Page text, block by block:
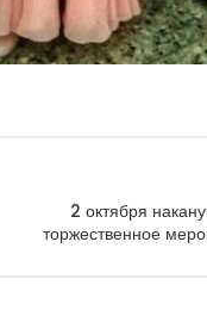
2 октября
торжественное